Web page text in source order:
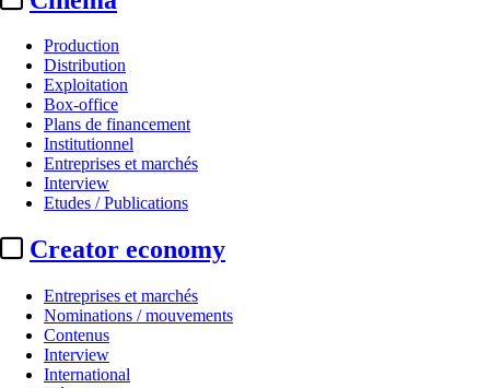
Production
Distribution
Exploitation
Box-office
Plans de financement
Institutionnel
Entreprises et marchés
Interview
Etudes / Publications
Creator economy
Entreprises et marchés
Nominations / mouvements
Contenus
Interview
International